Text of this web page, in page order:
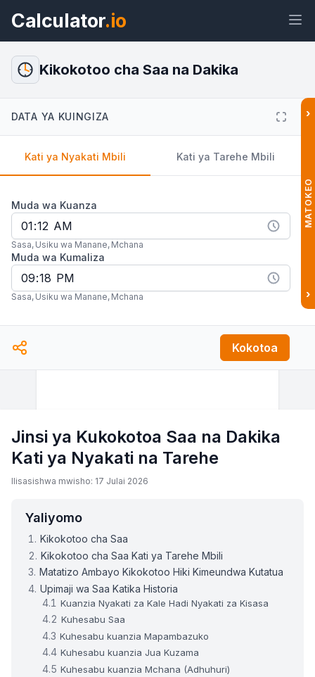
Calculator.io
Dakika Wijeti
Kikokotoo cha Saa na Dakika
DATA YA KUINGIZA
Kati ya Nyakati Mbili Kati ya Tarehe Mbili
Muda wa Kuanza
Sasa, Usiku wa Manane, Mchana
Muda wa Kumaliza
Sasa, Usiku wa Manane, Mchana
Kokotoa
›
MATOKEO
›
Jinsi ya Kukokotoa Saa na Dakika
Kati ya Nyakati na Tarehe
Ilisasishwa mwisho: 17 Julai 2026
Yaliyomo
Kikokotoo cha Saa
Kikokotoo cha Saa Kati ya Tarehe Mbili
Matatizo Ambayo Kikokotoo Hiki Kimeundwa Kutatua
Upimaji wa Saa Katika Historia
Kuanzia Nyakati za Kale Hadi Nyakati za Kisasa
Kuhesabu Saa
Kuhesabu kuanzia Mapambazuko
Kuhesabu kuanzia Jua Kuzama
Kuhesabu kuanzia Mchana (Adhuhuri)